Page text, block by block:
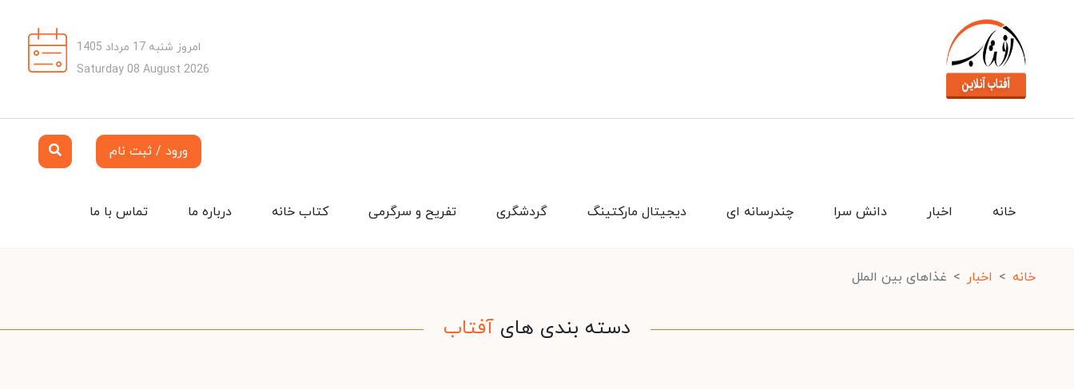
امروز شنبه 17 مرداد 1405
Saturday 08 August 2026
ورود / ثبت نام
تماس با ما درباره ما کتاب خانه تفریح و سرگرمی گردشگری دیجیتال مارکتینگ چندرسانه ای دانش سرا اخبار خانه
خانه اخبار غذاهای بین الملل
دسته بندی های آفتاب